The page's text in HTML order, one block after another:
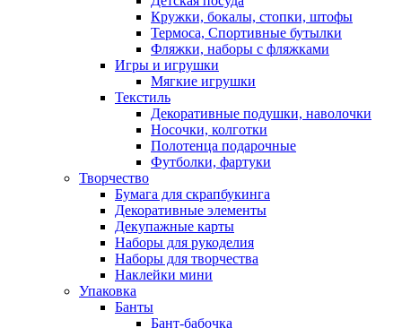
Кружки, бокалы, стопки, штофы
Термоса, Спортивные бутылки
Фляжки, наборы с фляжками
Игры и игрушки
Мягкие игрушки
Текстиль
Декоративные подушки, наволочки
Носочки, колготки
Полотенца подарочные
Футболки, фартуки
Творчество
Бумага для скрапбукинга
Декоративные элементы
Декупажные карты
Наборы для рукоделия
Наборы для творчества
Наклейки мини
Упаковка
Банты
Бант-бабочка